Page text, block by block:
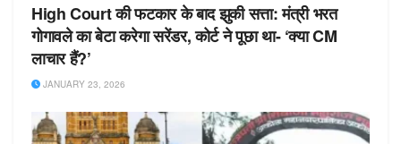
High Court की फटकार के बाद झुकी सत्ता: मंत्री भरत
गोगावले का बेटा करेगा सरेंडर, कोर्ट ने पूछा था- ‘क्या CM
लाचार हैं?’
JANUARY 23, 2026